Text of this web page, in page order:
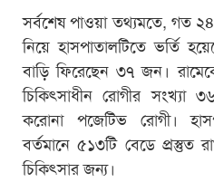
সর্বশেষ পাওয়া তথ্যমতে, গত
নিয়ে হাসপাতালটিতে ভর্তি
বাড়ি ফিরেছেন ৩৭ জন।
চিকিৎসাধীন রোগীর
করোনা পজেটিভ রোগী।
বর্তমানে ৫১৩টি বেডে প্রস্তুত
চিকিৎসার জন্য।